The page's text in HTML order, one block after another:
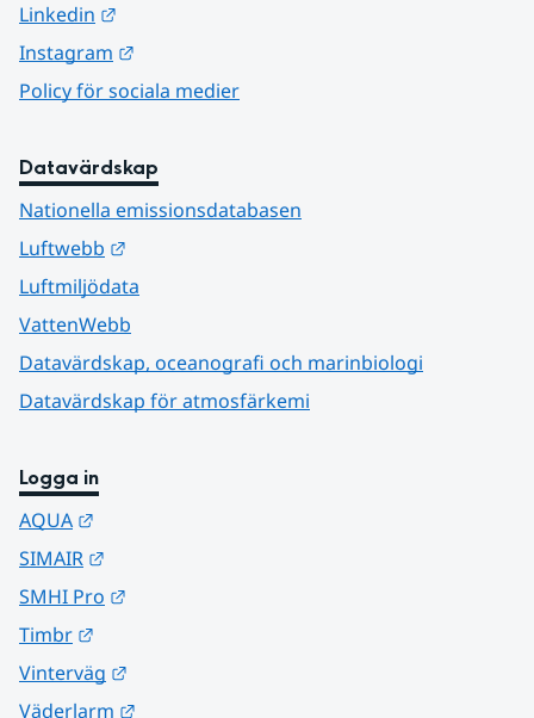
Linkedin
Instagram
Policy för sociala medier
Datavärdskap
Nationella emissionsdatabasen
Luftwebb
Luftmiljödata
VattenWebb
Datavärdskap, oceanografi och marinbiologi
Datavärdskap för atmosfärkemi
Logga in
AQUA
SIMAIR
SMHI Pro
Timbr
Vinterväg
Väderlarm